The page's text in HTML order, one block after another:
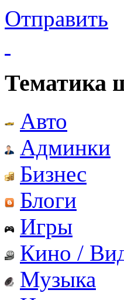
Отправить
Тематика
Авто
Админки
Бизнес
Блоги
Игры
Кино /
Музыка